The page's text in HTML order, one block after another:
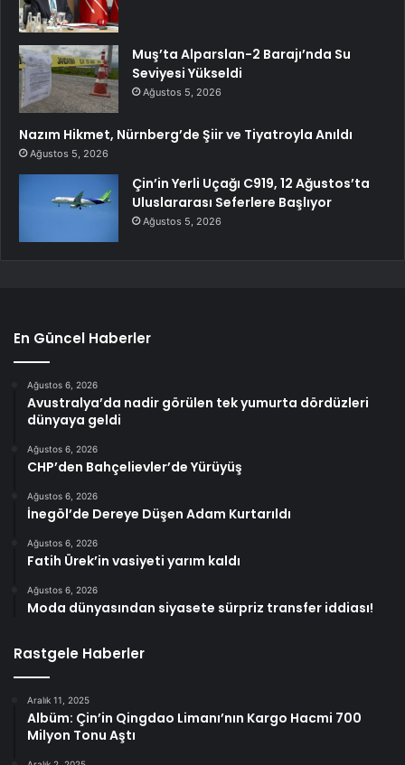
Muş’ta Alparslan-2 Barajı’nda Su
Seviyesi Yükseldi
Ağustos 5, 2026
Nazım Hikmet, Nürnberg’de Şiir ve Tiyatroyla Anıldı
Ağustos 5, 2026
Çin’in Yerli Uçağı C919, 12 Ağustos’ta
Uluslararası Seferlere Başlıyor
Ağustos 5, 2026
En Güncel Haberler
Ağustos 6, 2026
Avustralya’da nadir görülen tek yumurta dördüzleri
dünyaya geldi
Ağustos 6, 2026
CHP’den Bahçelievler’de Yürüyüş
Ağustos 6, 2026
İnegöl’de Dereye Düşen Adam Kurtarıldı
Ağustos 6, 2026
Fatih Ürek’in vasiyeti yarım kaldı
Ağustos 6, 2026
Moda dünyasından siyasete sürpriz transfer iddiası!
Rastgele Haberler
Aralık 11, 2025
Albüm: Çin’in Qingdao Limanı’nın Kargo Hacmi 700
Milyon Tonu Aştı